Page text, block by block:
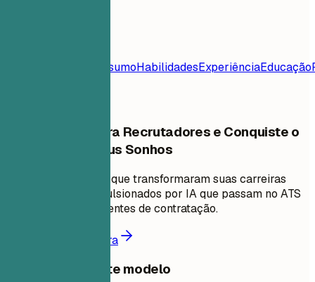
ResumoHabilidadesExperiênciaEducação
Destaque-se para Recrutadores e Conquiste o
Emprego dos Seus Sonhos
Junte-se a milhares que transformaram suas carreiras
com currículos impulsionados por IA que passam no ATS
e impressionam gerentes de contratação.
Comece a criar agora
Compartilhar este modelo